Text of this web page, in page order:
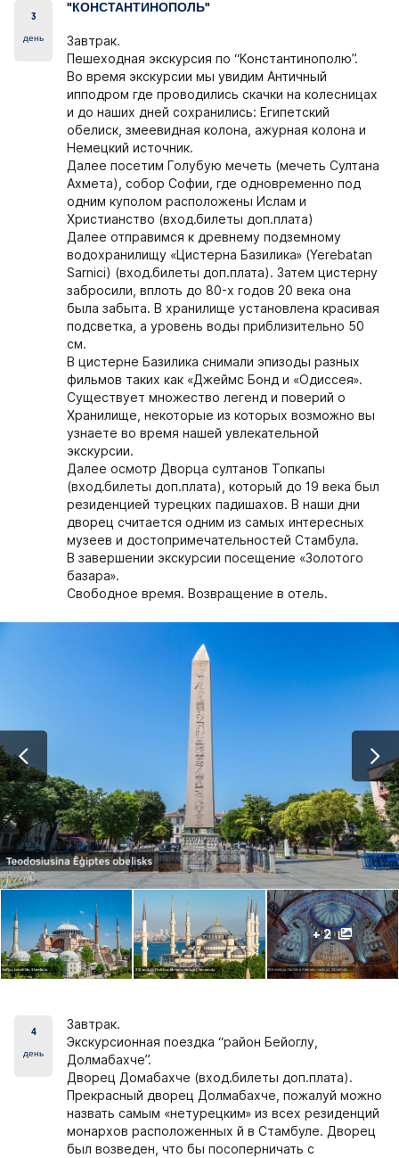
3
день
"КОНСТАНТИНОПОЛЬ"
Завтрак.
Пешеходная экскурсия по “Константинополю”.
Во время экскурсии мы увидим Античный
ипподром где проводились скачки на колесницах
и до наших дней сохранились: Египетский
обелиск, змеевидная колона, ажурная колона и
Немецкий источник.
Далее посетим Голубую мечеть (мечеть Султана
Ахмета), собор Софии, где одновременно под
одним куполом расположены Ислам и
Христианство (вход.билеты доп.плата)
Далее отправимся к древнему подземному
водохранилищу «Цистерна Базилика» (Yerebatan
Sarnici) (вход.билеты доп.плата). Затем цистерну
забросили, вплоть до 80-х годов 20 века она
была забыта. В хранилище установлена красивая
подсветка, а уровень воды приблизительно 50
см.
В цистерне Базилика снимали эпизоды разных
фильмов таких как «Джеймс Бонд и «Одиссея».
Существует множество легенд и поверий о
Хранилище, некоторые из которых возможно вы
узнаете во время нашей увлекательной
экскурсии.
Далее осмотр Дворца султанов Топкапы
(вход.билеты доп.плата), который до 19 века был
резиденцией турецких падишахов. В наши дни
дворец считается одним из самых интересных
музеев и достопримечательностей Стамбула.
В завершении экскурсии посещение «Золотого
базара».
Свободное время. Возвращение в отель.
+ 2
4
день
Завтрак.
Экскурсионная поездка “район Бейоглу,
Долмабахче”.
Дворец Домабахче (вход.билеты доп.плата).
Прекрасный дворец Долмабахче, пожалуй можно
назвать самым «нетурецким» из всех резиденций
монархов расположенных й в Стамбуле. Дворец
был возведен, что бы посоперничать с